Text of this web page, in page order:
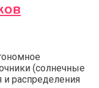
(солнечные
распределения